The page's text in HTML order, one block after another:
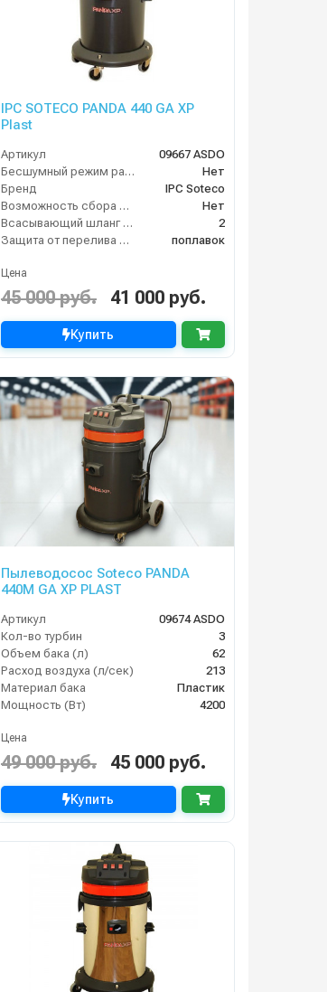
IPC SOTECO PANDA 440 GA XP
Plast
Артикул
09667 ASDO
Бесшумный режим работы
Нет
Бренд
IPC Soteco
Возможность сбора жидкой грязи
Нет
Всасывающий шланг (м)
2
Защита от перелива воды
поплавок
Цена
45 000 руб. 41 000 руб.
Купить
Пылеводосос Soteco PANDA
440M GA XP PLAST
Артикул
09674 ASDO
Кол-во турбин
3
Объем бака (л)
62
Расход воздуха (л/сек)
213
Материал бака
Пластик
Мощность (Вт)
4200
Цена
49 000 руб. 45 000 руб.
Купить